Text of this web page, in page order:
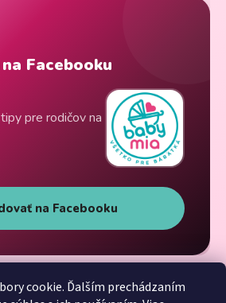
cookie. Ďalším prechádzaním
Facebooku
pre rodičov na
na Facebooku